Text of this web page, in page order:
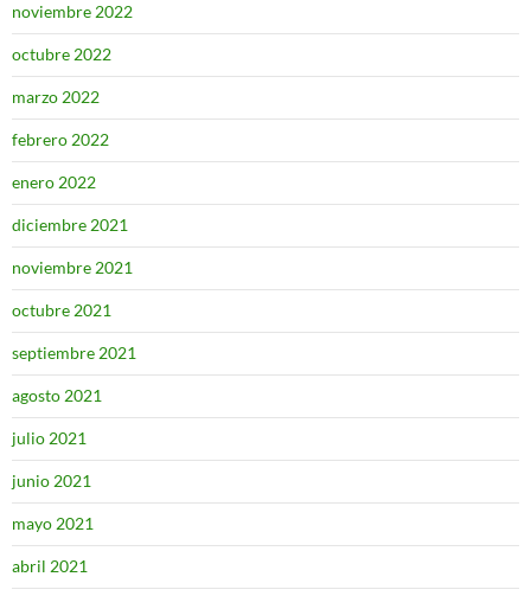
noviembre 2022
octubre 2022
marzo 2022
febrero 2022
enero 2022
diciembre 2021
noviembre 2021
octubre 2021
septiembre 2021
agosto 2021
julio 2021
junio 2021
mayo 2021
abril 2021